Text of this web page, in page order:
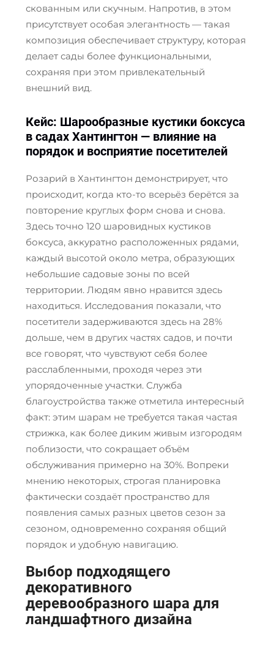
скованным или скучным. Напротив, в этом
присутствует особая элегантность — такая
композиция обеспечивает структуру, которая
делает сады более функциональными,
сохраняя при этом привлекательный
внешний вид.
Кейс: Шарообразные кустики боксуса
в садах Хантингтон — влияние на
порядок и восприятие посетителей
Розарий в Хантингтон демонстрирует, что
происходит, когда кто-то всерьёз берётся за
повторение круглых форм снова и снова.
Здесь точно 120 шаровидных кустиков
боксуса, аккуратно расположенных рядами,
каждый высотой около метра, образующих
небольшие садовые зоны по всей
территории. Людям явно нравится здесь
находиться. Исследования показали, что
посетители задерживаются здесь на 28%
дольше, чем в других частях садов, и почти
все говорят, что чувствуют себя более
расслабленными, проходя через эти
упорядоченные участки. Служба
благоустройства также отметила интересный
факт: этим шарам не требуется такая частая
стрижка, как более диким живым изгородям
поблизости, что сокращает объём
обслуживания примерно на 30%. Вопреки
мнению некоторых, строгая планировка
фактически создаёт пространство для
появления самых разных цветов сезон за
сезоном, одновременно сохраняя общий
порядок и удобную навигацию.
Выбор подходящего
декоративного
деревообразного шара для
ландшафтного дизайна